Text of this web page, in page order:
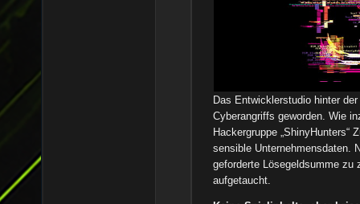
Das Entwicklerstudio hinter
Cyberangriffs geworden. Wie
Hackergruppe „ShinyHunters“
sensible Unternehmensdaten.
geforderte Lösegeldsumme zu
aufgetaucht.